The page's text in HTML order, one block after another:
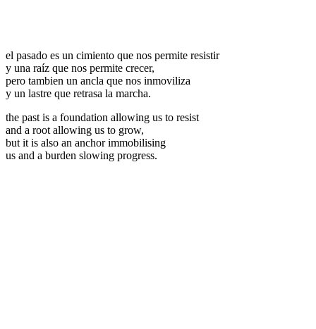
el pasado es un cimiento que nos permite resistir
y una raíz que nos permite crecer,
pero tambien un ancla que nos inmoviliza
y un lastre que retrasa la marcha.
the past is a foundation allowing us to resist
and a root allowing us to grow,
but it is also an anchor immobilising
us and a burden slowing progress.